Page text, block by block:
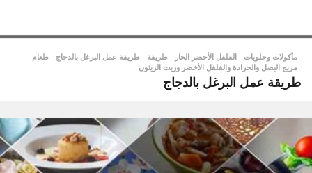
مأكولات وحلويات الفلفل الأخضر الحار ,
طريقة ,
طريقة عمل البرغل بالدجاج ,
طعام
مزيج البصل والجرادة والفلفل الأخضر وزيت الزيتون
طريقة عمل البرغل بالدجاج